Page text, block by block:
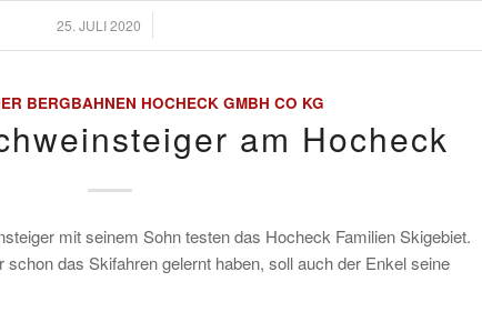
25. JULI 2020
/
BERGBAHNEN HOCHECK GMBH CO KG
am Hocheck
mit seinem Sohn testen das Hocheck Familien Skigebiet.
das Skifahren gelernt haben, soll auch der Enkel seine